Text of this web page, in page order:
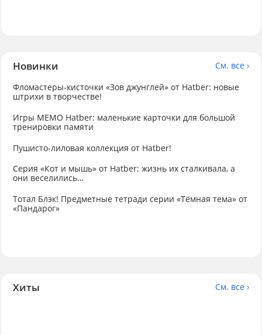
Новинки
См. все ›
Фломастеры-кисточки «Зов джунглей» от Hatber: новые
штрихи в творчестве!
Игры МЕМО Hatber: маленькие карточки для большой
тренировки памяти
Пушисто-лиловая коллекция от Hatber!
Серия «Кот и мышь» от Hatber: жизнь их сталкивала, а
они веселились…
Тотал Блэк! Предметные тетради серии «Тёмная тема» от
«Пандарог»
Хиты См. все ›